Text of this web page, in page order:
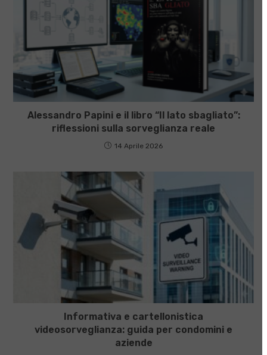
Alessandro Papini e il libro “Il lato sbagliato”:
riflessioni sulla sorveglianza reale
14 Aprile 2026
Informativa e cartellonistica
videosorveglianza: guida per condomini e
aziende